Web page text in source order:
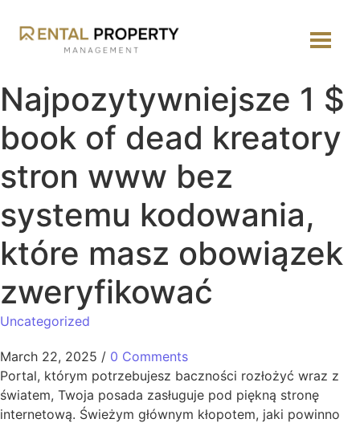
Najpozytywniejsze 1 $
book of dead kreatory
stron www bez
systemu kodowania,
które masz obowiązek
zweryfikować
Uncategorized
March 22, 2025 / 0 Comments
Portal, którym potrzebujesz baczności rozłożyć wraz z
światem, Twoja posada zasługuje pod piękną stronę
internetową. Świeżym głównym kłopotem, jaki powinno